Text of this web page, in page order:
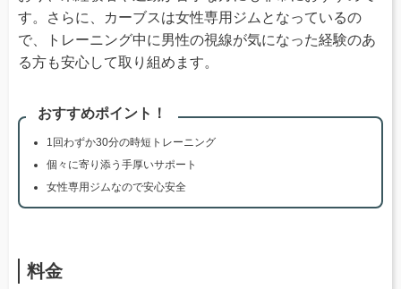
す。さらに、カーブスは女性専用ジムとなっているの
で、トレーニング中に男性の視線が気になった経験のあ
る方も安心して取り組めます。
おすすめポイント！
1回わずか30分の時短トレーニング
個々に寄り添う手厚いサポート
女性専用ジムなので安心安全
料金